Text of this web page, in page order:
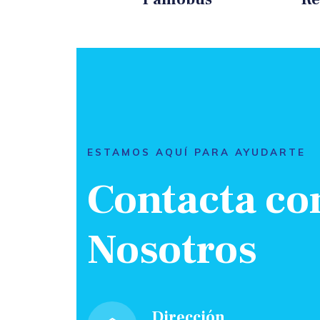
ESTAMOS AQUÍ PARA AYUDARTE
Contacta
Nosotros